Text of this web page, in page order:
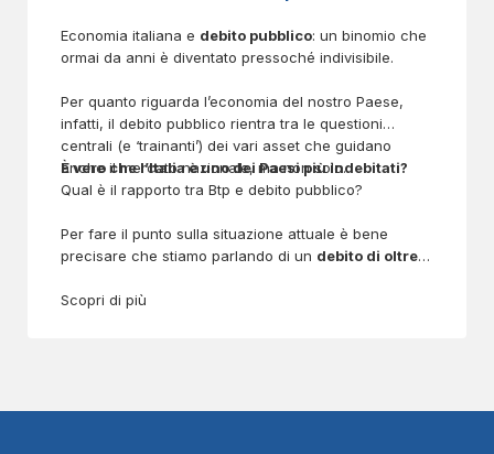
Economia italiana e debito pubblico: un binomio che
ormai da anni è diventato pressoché indivisibile.
Per quanto riguarda l’economia del nostro Paese,
infatti, il debito pubblico rientra tra le questioni
centrali (e ‘trainanti’) dei vari asset che guidano
anche il mercato nazionale, ma non solo.
È vero che l’Italia è uno dei Paesi più indebitati?
Qual è il rapporto tra Btp e debito pubblico?
Per fare il punto sulla situazione attuale è bene
precisare che stiamo parlando di un debito di oltre
conseguenza, sì, è vero, l’Italia rientra a pieno titolo
Scopri di più